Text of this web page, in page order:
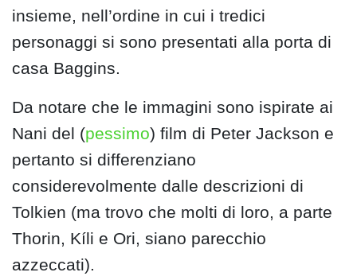
insieme, nell’ordine in cui i tredici
personaggi si sono presentati alla porta di
casa Baggins.
Da notare che le immagini sono ispirate ai
Nani del (pessimo) film di Peter Jackson e
pertanto si differenziano
considerevolmente dalle descrizioni di
Tolkien (ma trovo che molti di loro, a parte
Thorin, Kíli e Ori, siano parecchio
azzeccati).